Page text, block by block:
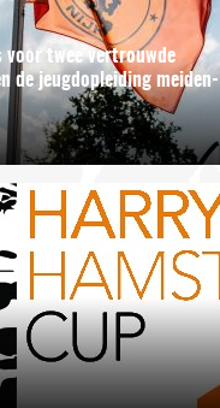
voor twee vertrouwde
de jeugdopleiding meiden-